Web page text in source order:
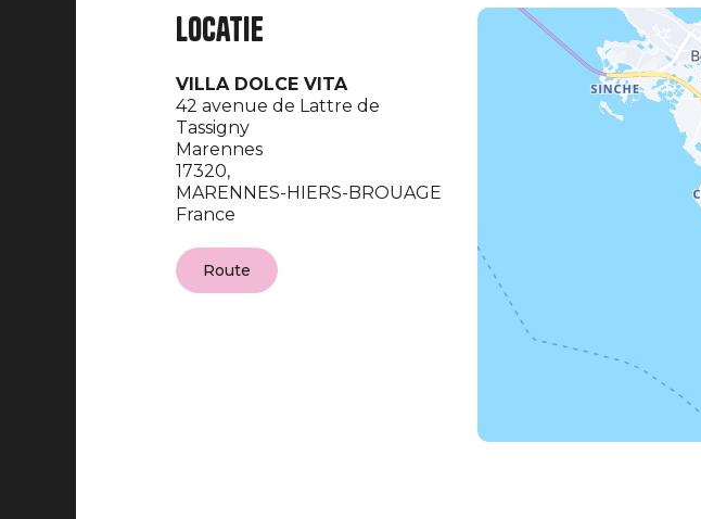
Locatie
VILLA DOLCE VITA
42 avenue de Lattre de
Tassigny
Marennes
17320,
MARENNES-HIERS-BROUAGE
France
Route